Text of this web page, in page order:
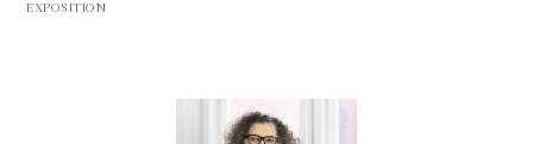
EXPOSITION